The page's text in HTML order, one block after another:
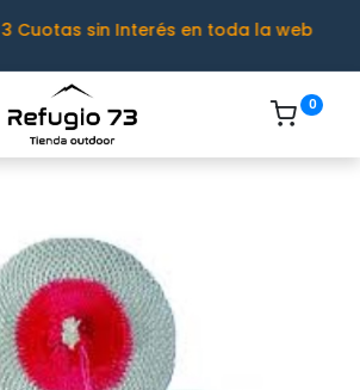
3 Cuotas sin Interés en toda la web
0